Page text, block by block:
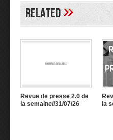
Related»
Revue de presse 2.0 de
la semaine//31/07/26
la